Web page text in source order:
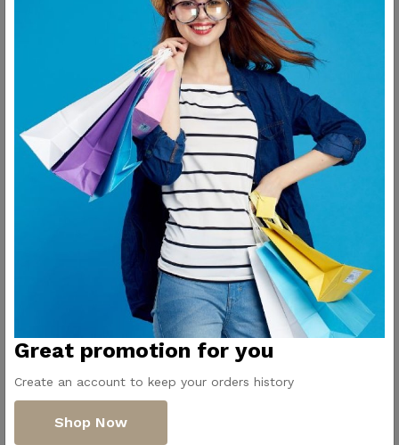
بولات غويطة جدًا مثالية لتقديم الشوربات أو الأطعمة السائلة.
- تصميم أنيق وعصري يناسب أي سفرة أو عزومة.
- جودة عالية من البورسلين لضمان المتانة وطول الاستخدام.
Great promotion for you
Create an account to keep your orders history
Shop Now